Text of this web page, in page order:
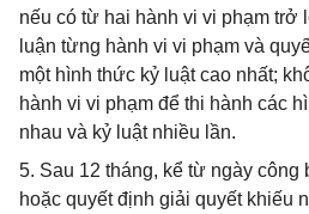
nếu có từ hai hành vi vi phạm trở
luận từng hành vi vi phạm và
một hình thức kỷ luật cao nhất;
hành vi vi phạm để thi hành các
nhau và kỷ luật nhiều lần.
5. Sau 12 tháng, kể từ ngày công
hoặc quyết định giải quyết khiếu